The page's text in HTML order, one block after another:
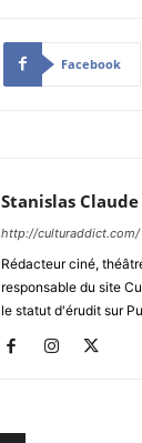
Facebook
Stanislas Claude
http://culturaddict.com/
Rédacteur ciné,
responsable du site
le statut d'érudit sur